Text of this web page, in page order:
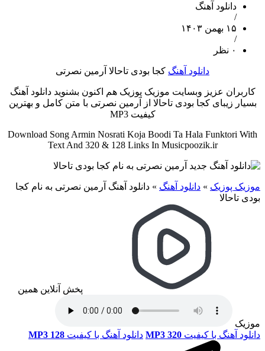
دانلود آهنگ
/
۱۵ بهمن ۱۴۰۳
/
۰ نظر
دانلود آهنگ کجا بودی تاحالا آرمین نصرتی
کاربران عزیز وبسایت موزیک پوزیک هم اکنون بشنوید دانلود آهنگ
بسیار زیبای کجا بودی تاحالا از آرمین نصرتی با متن کامل و بهترین
کیفیت MP3
Download Song Armin Nosrati Koja Boodi Ta Hala Funktori With
Text And 320 & 128 Links In Musicpoozik.ir
موزیک پوزیک » دانلود آهنگ » دانلود آهنگ آرمین نصرتی به نام کجا
بودی تاحالا
پخش آنلاین همین
موزیک
دانلود آهنگ با کیفیت MP3 320 دانلود آهنگ با کیفیت MP3 128